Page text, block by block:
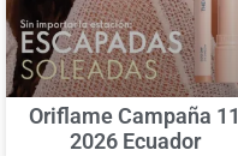
Oriflame Campaña 11
2026 Ecuador